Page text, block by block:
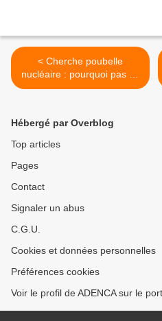
< Cherche poubelle
nucléaire : pourquoi pas en
Seine et Marne ?
Hébergé par Overblog
Top articles
Pages
Contact
Signaler un abus
C.G.U.
Cookies et données personnelles
Préférences cookies
Voir le profil de ADENCA sur le